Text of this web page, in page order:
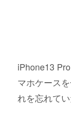
iPhone13
マホケース
れを忘れてい